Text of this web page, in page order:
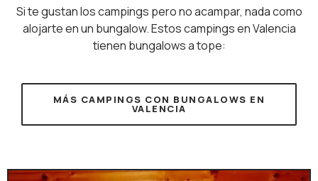
Si te gustan los campings pero no acampar, nada como
alojarte en un bungalow. Estos campings en Valencia
tienen bungalows a tope:
MÁS CAMPINGS CON BUNGALOWS EN
VALENCIA